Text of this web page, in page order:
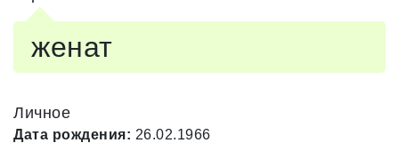
женат
Личное
Дата рождения: 26.02.1966